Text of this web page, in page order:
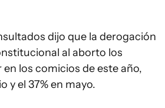
dijo que la derogación
al aborto los
los comicios de este año,
y el 37% en mayo.